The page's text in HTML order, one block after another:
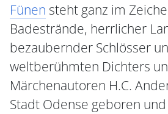
Fünen steht ganz im
Badestrände, herrlicher
bezaubernder Schlösser
weltberühmten Dichters
Märchenautoren H.C.
Stadt Odense geboren